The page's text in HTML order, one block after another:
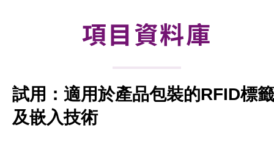
徵求研發項目計劃書
項目夥伴
項目資料庫
試用：適用於產品包裝的RFID標籤
及嵌入技術